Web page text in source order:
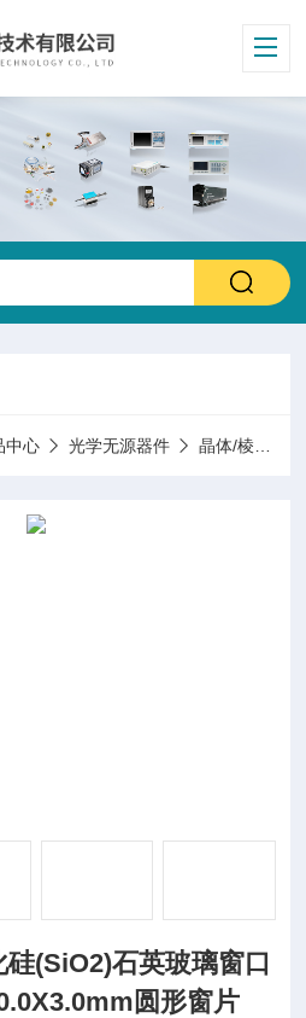
中心 光学无源器件 晶体/棱镜/窗片
(SiO2)石英玻璃窗口
圆形窗片